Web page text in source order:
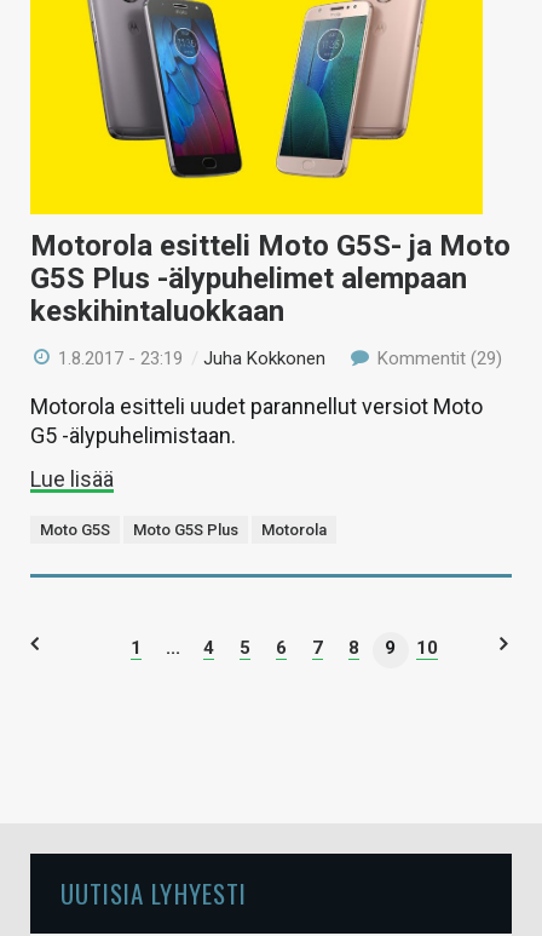
Motorola esitteli Moto G5S- ja Moto
G5S Plus -älypuhelimet alempaan
keskihintaluokkaan
1.8.2017 - 23:19 /Juha Kokkonen Kommentit (29)
Motorola esitteli uudet parannellut versiot Moto
G5 -älypuhelimistaan.
Lue lisää
Moto G5S Moto G5S Plus Motorola
1 ... 4 5 6 7 8 9 10
UUTISIA LYHYESTI